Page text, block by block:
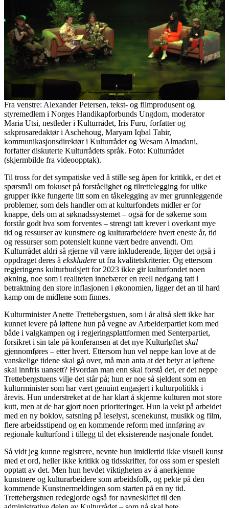
Fra venstre: Alexander Petersen, tekst- og filmprodusent og
styremedlem i Norges Handikapforbunds Ungdom, moderator
Maria Utsi, nestleder i Kulturrådet, Iris Furu, forfatter og
sakprosaredaktør i Aschehoug, Maryam Iqbal Tahir,
kommunikasjonsdirektør i Kulturrådet og Wesam Almadani,
forfatter diskuterte Kulturrådets språk. Foto: Kulturrådet
(skjermbilde fra videoopptak).
Til tross for det sympatiske ved å stille seg åpen for kritikk, er det et
spørsmål om fokuset på forståelighet og tilrettelegging for ulike
grupper ikke fungerte litt som en tåkelegging av mer grunnleggende
problemer, som dels handler om at kulturfondets midler er for
knappe, dels om at søknadssystemet – også for de søkerne som
forstår godt hva som forventes – strengt tatt krever i overkant mye
tid og ressurser av kunstnere og kulturarbeidere hvert eneste år, tid
og ressurser som potensielt kunne vært bedre anvendt. Om
Kulturrådet aldri så gjerne vil være inkluderende, ligger det også i
oppdraget deres å ekskludere ut fra kvalitetskriterier. Og ettersom
regjeringens kulturbudsjett for 2023 ikke gir kulturfondet noen
økning, noe som i realiteten innebærer en reell nedgang tatt i
betraktning den store inflasjonen i økonomien, ligger det an til hard
kamp om de midlene som finnes.
Kulturminister Anette Trettebergstuen, som i år altså slett ikke har
kunnet levere på løftene hun på vegne av Arbeiderpartiet kom med
både i valgkampen og i regjeringsplattformen med Senterpartiet,
forsikret i sin tale på konferansen at det nye Kulturløftet skal
gjennomføres – etter hvert. Ettersom hun vel neppe kan love at de
vanskelige tidene skal gå over, må man anta at det betyr at løftene
skal innfris uansett? Hvordan man enn skal forstå det, er det neppe
Trettebergstuens vilje det står på; hun er noe så sjeldent som en
kulturminister som har vært genuint engasjert i kulturpolitikk i
årevis. Hun understreket at de har klart å skjerme kulturen mot store
kutt, men at de har gjort noen prioriteringer. Hun la vekt på arbeidet
med en ny boklov, satsning på leselyst, scenekunst, musikk og film,
flere arbeidsstipend og en kommende reform med innføring av
regionale kulturfond i tillegg til det eksisterende nasjonale fondet.
Så vidt jeg kunne registrere, nevnte hun imidlertid ikke visuell kunst
med et ord, heller ikke kritikk og tidsskrifter, for oss som er spesielt
opptatt av det. Men hun hevdet viktigheten av å anerkjenne
kunstnere og kulturarbeidere som arbeidsfolk, og pekte på den
kommende Kunstnermeldingen som starten på en ny tid.
Trettebergstuen redegjorde også for navneskiftet til den